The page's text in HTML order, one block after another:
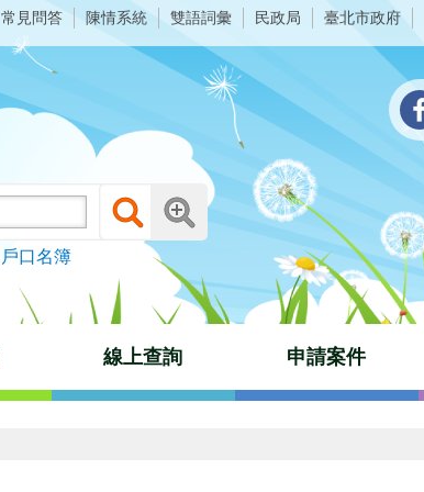
常見問答 陳情系統 雙語詞彙 民政局 臺北市政府
戶口名簿
線上查詢 申請案件